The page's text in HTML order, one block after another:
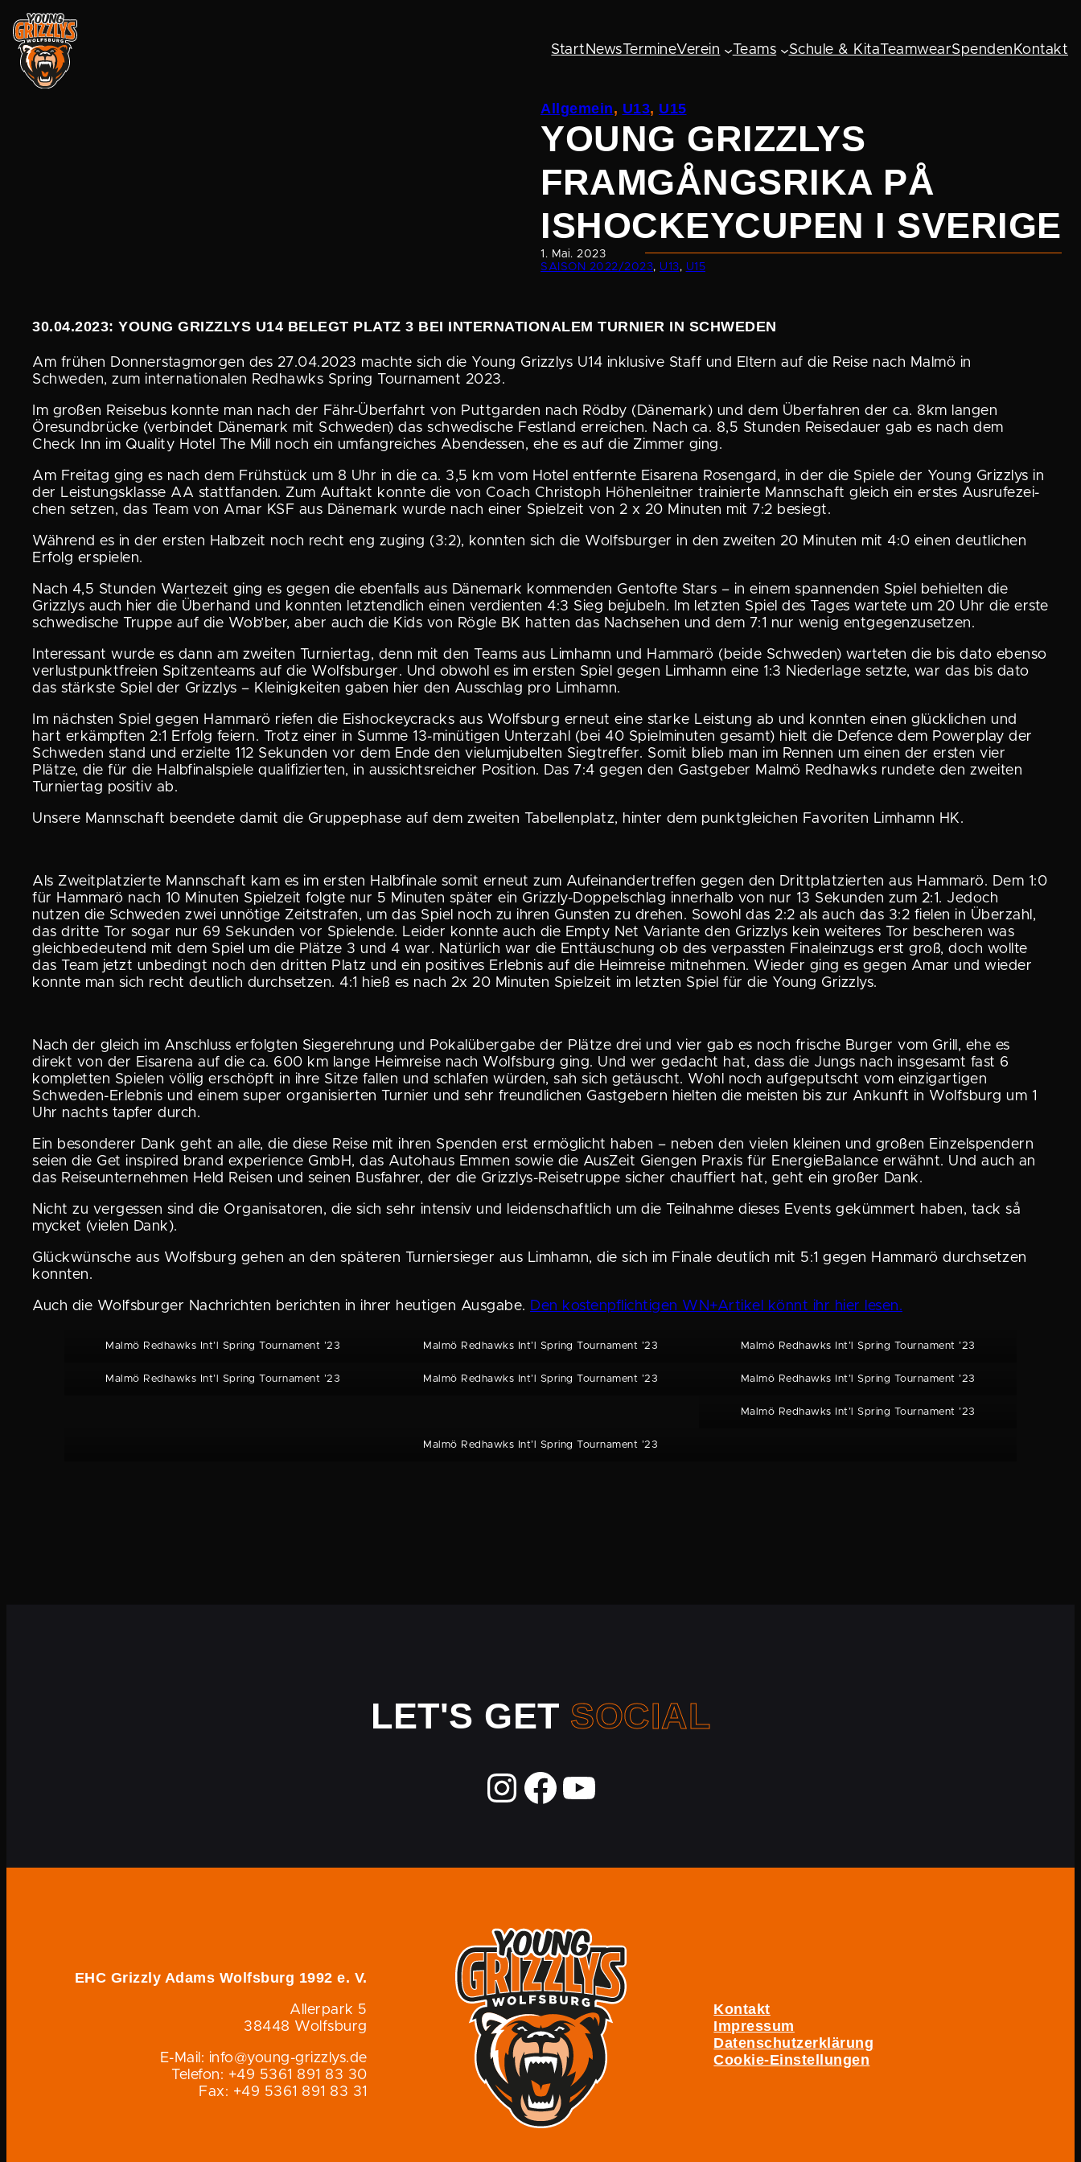
Start NewsTermineVerein Teams Schule & KitaTeamwearSpenden Kontakt
Allgemein, U13, U15
YOUNG GRIZZLYS
FRAMGÅNGS­RIKA PÅ
ISHOCKEY­CUPEN I SVERIGE
1. Mai. 2023
SAISON 2022/2023, U13, U15
30.04.2023: YOUNG GRIZZLYS U14 BELEGT PLATZ 3 BEI INTER­NA­TIO­NALEM TURNIER IN SCHWEDEN
Am frühen Donners­tag­morgen des 27.04.2023 machte sich die Young Grizzlys U14 inklusive Staff und Eltern auf die Reise nach Malmö in
Schweden, zum inter­na­tio­nalen Redhawks Spring Tourna­ment 2023.
Im großen Reisebus konnte man nach der Fähr-Überfahrt von Puttgarden nach Rödby (Dänemark) und dem Überfahren der ca. 8km langen
Öresund­brücke (verbindet Dänemark mit Schweden) das schwe­di­sche Festland erreichen. Nach ca. 8,5 Stunden Reise­dauer gab es nach dem
Check Inn im Quality Hotel The Mill noch ein umfang­rei­ches Abend­essen, ehe es auf die Zimmer ging.
Am Freitag ging es nach dem Frühstück um 8 Uhr in die ca. 3,5 km vom Hotel entfernte Eisarena Rosengard, in der die Spiele der Young Grizzlys in
der Leistungs­klasse AA statt­fanden. Zum Auftakt konnte die von Coach Christoph Höhen­leitner trainierte Mannschaft gleich ein erstes Ausru­fe­zei­
chen setzen, das Team von Amar KSF aus Dänemark wurde nach einer Spielzeit von 2 x 20 Minuten mit 7:2 besiegt.
Während es in der ersten Halbzeit noch recht eng zuging (3:2), konnten sich die Wolfs­burger in den zweiten 20 Minuten mit 4:0 einen deutli­chen
Erfolg erspielen.
Nach 4,5 Stunden Wartezeit ging es gegen die ebenfalls aus Dänemark kommenden Gentofte Stars – in einem spannenden Spiel behielten die
Grizzlys auch hier die Überhand und konnten letzt­end­lich einen verdienten 4:3 Sieg bejubeln. Im letzten Spiel des Tages wartete um 20 Uhr die erste
schwe­di­sche Truppe auf die Wob’ber, aber auch die Kids von Rögle BK hatten das Nachsehen und dem 7:1 nur wenig entgegenzusetzen.
Inter­es­sant wurde es dann am zweiten Turniertag, denn mit den Teams aus Limhamn und Hammarö (beide Schweden) warteten die bis dato ebenso
verlust­punkt­freien Spitzen­teams auf die Wolfs­burger. Und obwohl es im ersten Spiel gegen Limhamn eine 1:3 Nieder­lage setzte, war das bis dato
das stärkste Spiel der Grizzlys – Kleinig­keiten gaben hier den Ausschlag pro Limhamn.
Im nächsten Spiel gegen Hammarö riefen die Eisho­ckey­cracks aus Wolfsburg erneut eine starke Leistung ab und konnten einen glück­li­chen und
hart erkämpften 2:1 Erfolg feiern. Trotz einer in Summe 13-minütigen Unterzahl (bei 40 Spiel­mi­nuten gesamt) hielt die Defence dem Powerplay der
Schweden stand und erzielte 112 Sekunden vor dem Ende den vielum­ju­belten Siegtreffer. Somit blieb man im Rennen um einen der ersten vier
Plätze, die für die Halbfi­nal­spiele quali­fi­zierten, in aussichts­rei­cher Position. Das 7:4 gegen den Gastgeber Malmö Redhawks rundete den zweiten
Turniertag positiv ab.
Unsere Mannschaft beendete damit die Gruppe­phase auf dem zweiten Tabel­len­platz, hinter dem punkt­glei­chen Favoriten Limhamn HK.
Als Zweit­plat­zierte Mannschaft kam es im ersten Halbfi­nale somit erneut zum Aufein­an­der­treffen gegen den Dritt­plat­zierten aus Hammarö. Dem 1:0
für Hammarö nach 10 Minuten Spielzeit folgte nur 5 Minuten später ein Grizzly-Doppel­schlag innerhalb von nur 13 Sekunden zum 2:1. Jedoch
nutzen die Schweden zwei unnötige Zeitstrafen, um das Spiel noch zu ihren Gunsten zu drehen. Sowohl das 2:2 als auch das 3:2 fielen in Überzahl,
das dritte Tor sogar nur 69 Sekunden vor Spielende. Leider konnte auch die Empty Net Variante den Grizzlys kein weiteres Tor bescheren was
gleich­be­deu­tend mit dem Spiel um die Plätze 3 und 4 war. Natürlich war die Enttäu­schung ob des verpassten Final­ein­zugs erst groß, doch wollte
das Team jetzt unbedingt noch den dritten Platz und ein positives Erlebnis auf die Heimreise mitnehmen. Wieder ging es gegen Amar und wieder
konnte man sich recht deutlich durch­setzen. 4:1 hieß es nach 2x 20 Minuten Spielzeit im letzten Spiel für die Young Grizzlys.
Nach der gleich im Anschluss erfolgten Sieger­eh­rung und Pokal­über­gabe der Plätze drei und vier gab es noch frische Burger vom Grill, ehe es
direkt von der Eisarena auf die ca. 600 km lange Heimreise nach Wolfsburg ging. Und wer gedacht hat, dass die Jungs nach insgesamt fast 6
kompletten Spielen völlig erschöpft in ihre Sitze fallen und schlafen würden, sah sich getäuscht. Wohl noch aufge­putscht vom einzig­ar­tigen
Schweden-Erlebnis und einem super organi­sierten Turnier und sehr freund­li­chen Gastge­bern hielten die meisten bis zur Ankunft in Wolfsburg um 1
Uhr nachts tapfer durch.
Ein beson­derer Dank geht an alle, die diese Reise mit ihren Spenden erst ermög­licht haben – neben den vielen kleinen und großen Einzel­spen­dern
seien die Get inspired brand experi­ence GmbH, das Autohaus Emmen sowie die AusZeit Giengen Praxis für Energie­Ba­lance erwähnt. Und auch an
das Reise­un­ter­nehmen Held Reisen und seinen Busfahrer, der die Grizzlys-Reise­truppe sicher chauf­fiert hat, geht ein großer Dank.
Nicht zu vergessen sind die Organi­sa­toren, die sich sehr intensiv und leiden­schaft­lich um die Teilnahme dieses Events gekümmert haben, tack så
mycket (vielen Dank).
Glück­wün­sche aus Wolfsburg gehen an den späteren Turnier­sieger aus Limhamn, die sich im Finale deutlich mit 5:1 gegen Hammarö durch­setzen
konnten.
Auch die Wolfs­burger Nachrichten berichten in ihrer heutigen Ausgabe. Den kosten­pflich­tigen WN+Artikel könnt ihr hier lesen.
Malmö Redhawks Int’l Spring Tourna­ment ’23 Malmö Redhawks Int’l Spring Tourna­ment ’23 Malmö Redhawks Int’l Spring Tourna­ment ’23
Malmö Redhawks Int’l Spring Tourna­ment ’23 Malmö Redhawks Int’l Spring Tourna­ment ’23 Malmö Redhawks Int’l Spring Tourna­ment ’23
Malmö Redhawks Int’l Spring Tourna­ment ’23
Malmö Redhawks Int’l Spring Tourna­ment ’23
LET'S GET SOCIAL
EHC Grizzly Adams Wolfsburg 1992 e. V.
Allerpark 5
38448 Wolfsburg
E-Mail: info@young-grizzlys.de
Telefon: +49 5361 891 83 30
Fax: +49 5361 891 83 31
Kontakt
Impressum
Datenschutzerklärung
Cookie-Einstellungen